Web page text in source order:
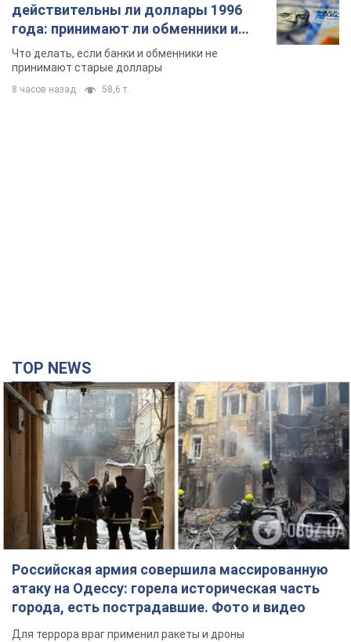
действительны ли доллары 1996
года: принимают ли обменники и
банки такие купюры
Что делать, если банки и обменники не
принимают старые доллары
8 часов назад 58,6 т.
TOP NEWS
Российская армия совершила массированную
атаку на Одессу: горела историческая часть
города, есть пострадавшие. Фото и видео
Для террора враг применил ракеты и дроны